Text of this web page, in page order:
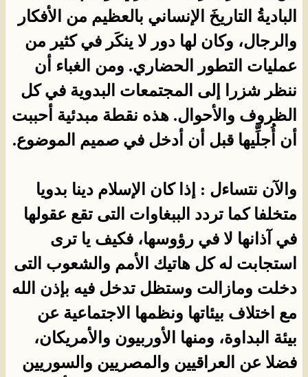
الباديةُ التاريخَ الإنساني بالعظيم من الأفكار
والرجال، وكان لها دور لا ينكَر في كثير من
عمليات التطور الحضاري. ومن الغباء أن
ننظر شزرا إلى المجتمعات البدوية في كل
الظروف والأحوال. هذه نقطة مبدئية أحببت
أن أُجلِّيها قبل أن أدخل في صميم الموضوع.
والآن نتساءل : إذا كان الإسلام دينا بدويا
متخلفا كما تردد الببغاوات التى تقع عقولها
في آذانها لا في رؤوسها، فكيف يا ترى
استجابت له كل هاتيك الأمم والشعوب التى
دخلت ومازالت وستظل تدخل فيه بإذن الله
مع اختلاف بيئاتها ونظمها الاجتماعية عن
بيئة البداوة، ومنها الأوربيون والأمريكان،
فضلا عن العراقيين والمصريين والسوريين